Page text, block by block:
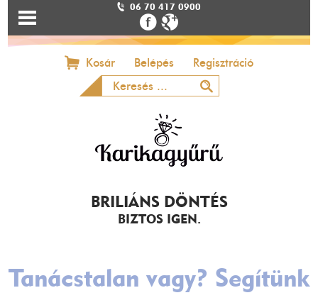
06 70 417 0900
Kosár Belépés Regisztráció
BRILIÁNS DÖNTÉS
BIZTOS IGEN.
Tanácstalan vagy? Segítünk